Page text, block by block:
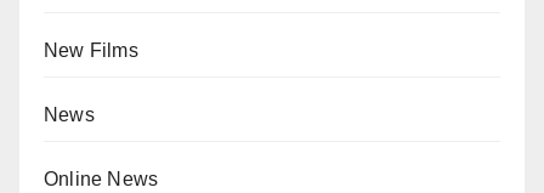
New Films
News
Online News